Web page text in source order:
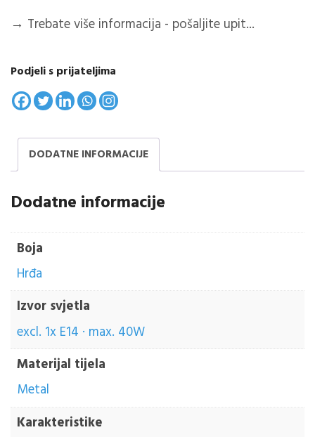
→ Trebate više informacija - pošaljite upit...
Podjeli s prijateljima
DODATNE INFORMACIJE
Dodatne informacije
Boja
Hrđa
Izvor svjetla
excl. 1x E14 · max. 40W
Materijal tijela
Metal
Karakteristike